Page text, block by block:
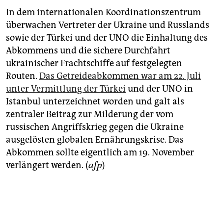
In dem internationalen Koordinationszentrum
überwachen Vertreter der Ukraine und Russlands
sowie der Türkei und der UNO die Einhaltung des
Abkommens und die sichere Durchfahrt
ukrainischer Frachtschiffe auf festgelegten
Routen. Das Getreideabkommen war am 22. Juli
unter Vermittlung der Türkeiund der UNO in
Istanbul unterzeichnet worden und galt als
zentraler Beitrag zur Milderung der vom
russischen Angriffskrieg gegen die Ukraine
ausgelösten globalen Ernährungskrise. Das
Abkommen sollte eigentlich am 19. November
verlängert werden. (afp)